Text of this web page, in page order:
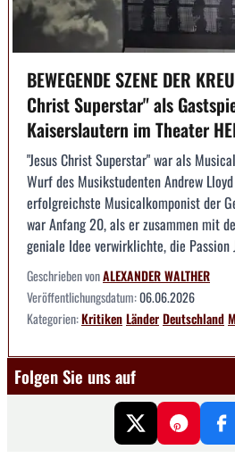
BEWEGENDE SZENE DER
Christ Superstar" als
Kaiserslautern im Theater
"Jesus Christ Superstar" war als
Wurf des Musikstudenten Andrew
erfolgreichste Musicalkomponist der
war Anfang 20, als er zusammen mit
geniale Idee verwirklichte, die Passion
Geschrieben vonALEXANDER WALTHER
Veröffentlichungsdatum:06.06.2026
Kategorien:KritikenLänderDeutschland
Folgen Sie uns auf